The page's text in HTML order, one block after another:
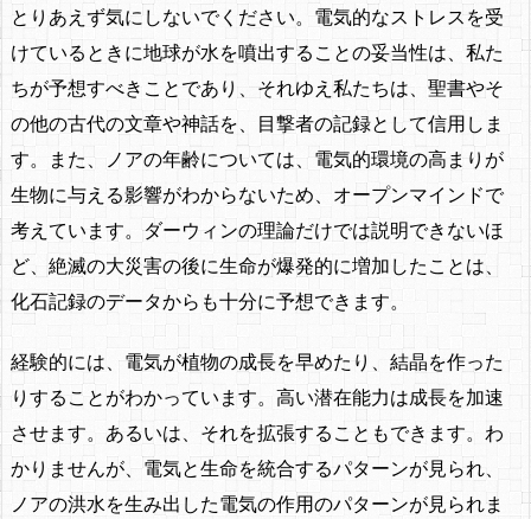
とりあえず気にしないでください。電気的なストレスを受
けているときに地球が水を噴出することの妥当性は、私た
ちが予想すべきことであり、それゆえ私たちは、聖書やそ
の他の古代の文章や神話を、 目撃者の記録として信用しま
す。また、ノアの年齢については、電気的環境の高まりが
生物に与える影響がわからないため、オープンマインドで
考えています。ダーウィンの理論だけでは説明できないほ
ど、絶滅の大災害の後に生命が爆発的に増加したことは、
化石記録のデータからも十分に予想できます。
経験的には、電気が植物の成長を早めたり、結晶を作った
りすることがわかっています。高い潜在能力は成長を加速
させます。あるいは、それを拡張することもできます。わ
かりませんが、 電気と生命を統合するパターンが見られ、
ノアの洪水を生み出した電気の作用のパターンが見られま